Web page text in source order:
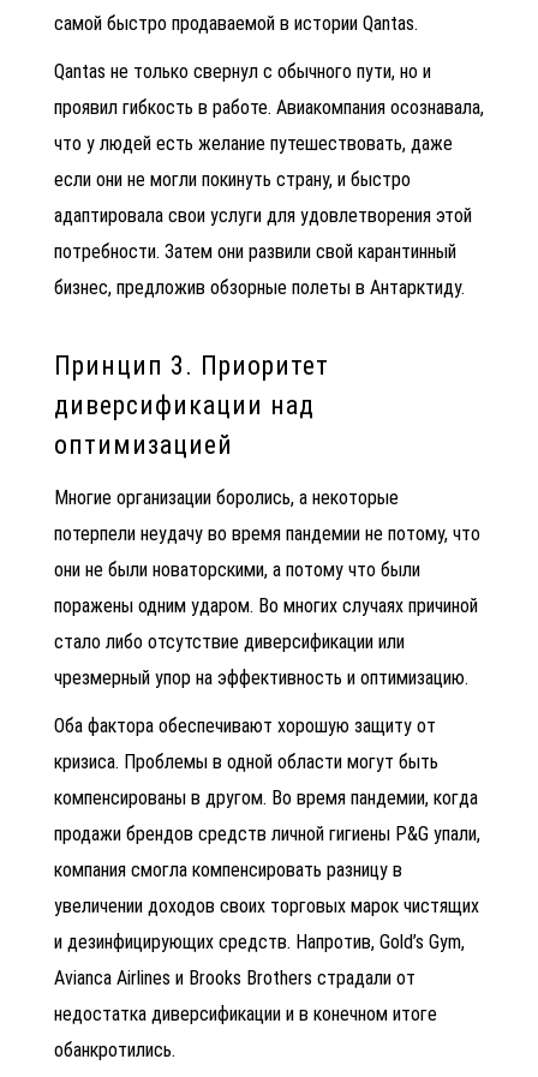
самой быстро продаваемой в истории Qantas.
Qantas не только свернул с обычного пути, но и
проявил гибкость в работе. Авиакомпания осознавала,
что у людей есть желание путешествовать, даже
если они не могли покинуть страну, и быстро
адаптировала свои услуги для удовлетворения этой
потребности. Затем они развили свой карантинный
бизнес, предложив обзорные полеты в Антарктиду.
Принцип 3. Приоритет
диверсификации над
оптимизацией
Многие организации боролись, а некоторые
потерпели неудачу во время пандемии не потому, что
они не были новаторскими, а потому что были
поражены одним ударом. Во многих случаях причиной
стало либо отсутствие диверсификации или
чрезмерный упор на эффективность и оптимизацию.
Оба фактора обеспечивают хорошую защиту от
кризиса. Проблемы в одной области могут быть
компенсированы в другом. Во время пандемии, когда
продажи брендов средств личной гигиены P&G упали,
компания смогла компенсировать разницу в
увеличении доходов своих торговых марок чистящих
и дезинфицирующих средств. Напротив, Gold’s Gym,
Avianca Airlines и Brooks Brothers страдали от
недостатка диверсификации и в конечном итоге
обанкротились.